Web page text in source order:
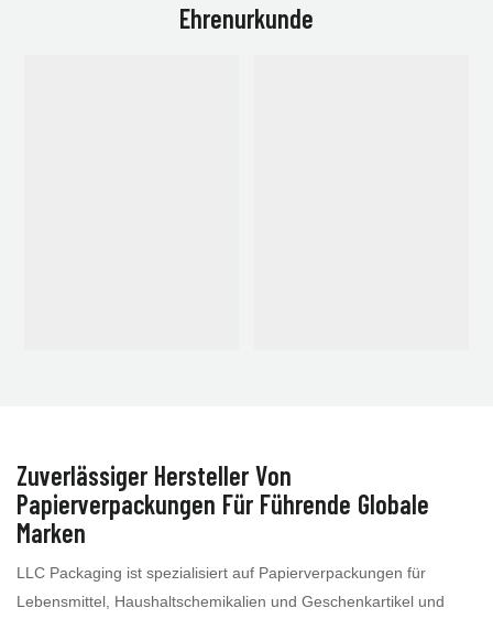
Ehrenurkunde
Zuverlässiger Hersteller Von
Papierverpackungen Für Führende Globale
Marken
LLC Packaging ist spezialisiert auf Papierverpackungen für
Lebensmittel, Haushaltschemikalien und Geschenkartikel und